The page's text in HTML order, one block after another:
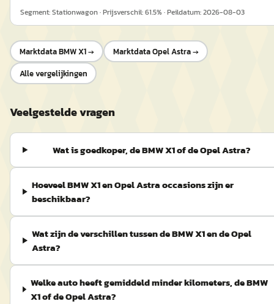
Segment:Stationwagon· Prijsverschil:61.5% · Peildatum:2026-08-03
MarktdataBMW X1→ MarktdataOpel Astra→
Alle vergelijkingen
Veelgestelde vragen
Wat is goedkoper, de BMW X1 of de Opel Astra?
Hoeveel BMW X1 en Opel Astra occasions zijn er
beschikbaar?
Wat zijn de verschillen tussen de BMW X1 en de Opel
Astra?
Welke auto heeft gemiddeld minder kilometers, de BMW
X1 of de Opel Astra?